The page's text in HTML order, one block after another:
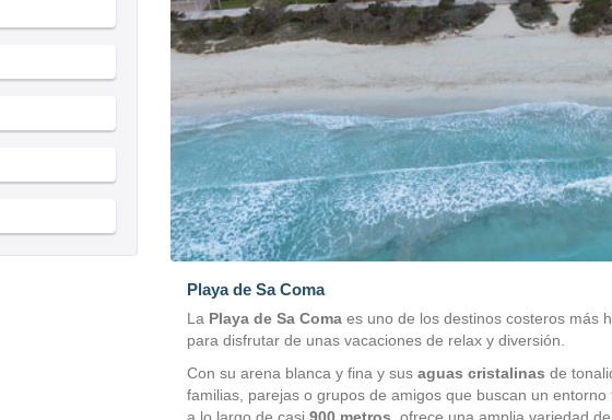
Playa de Sa Coma
La Playa de Sa Coma es uno de los destinos costeros más
para disfrutar de unas vacaciones de relax y diversión.
Con su arena blanca y fina y sus aguas cristalinas de
familias, parejas o grupos de amigos que buscan un
a lo largo de casi 900 metros , ofrece una amplia variedad